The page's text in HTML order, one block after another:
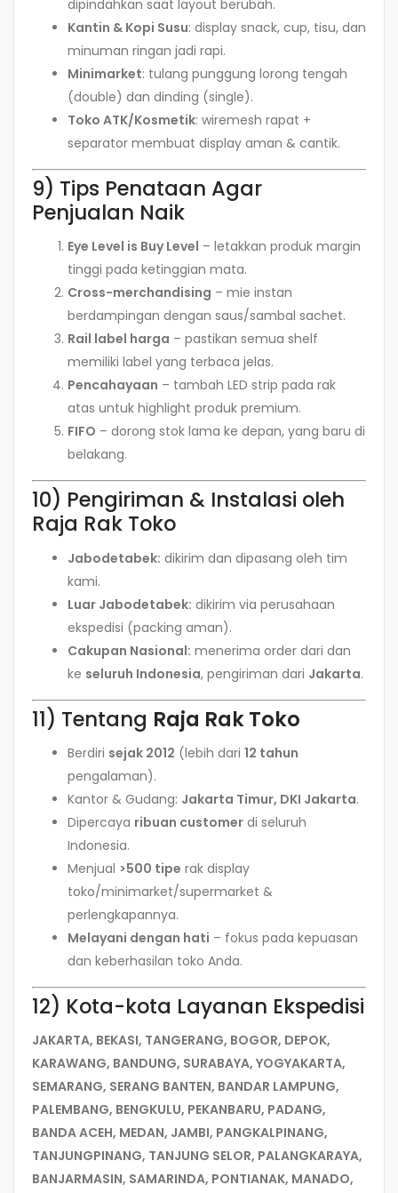
dipindahkan saat layout berubah.
Kantin & Kopi Susu: display snack, cup, tisu, dan
minuman ringan jadi rapi.
Minimarket: tulang punggung lorong tengah
(double) dan dinding (single).
Toko ATK/Kosmetik: wiremesh rapat +
separator membuat display aman & cantik.
9) Tips Penataan Agar
Penjualan Naik
Eye Level is Buy Level – letakkan produk margin
tinggi pada ketinggian mata.
Cross-merchandising – mie instan
berdampingan dengan saus/sambal sachet.
Rail label harga – pastikan semua shelf
memiliki label yang terbaca jelas.
Pencahayaan – tambah LED strip pada rak
atas untuk highlight produk premium.
FIFO – dorong stok lama ke depan, yang baru di
belakang.
10) Pengiriman & Instalasi oleh
Raja Rak Toko
Jabodetabek: dikirim dan dipasang oleh tim
kami.
Luar Jabodetabek: dikirim via perusahaan
ekspedisi (packing aman).
Cakupan Nasional: menerima order dari dan
ke seluruh Indonesia, pengiriman dari Jakarta.
11) Tentang Raja Rak Toko
Berdiri sejak 2012 (lebih dari 12 tahun
pengalaman).
Kantor & Gudang: Jakarta Timur, DKI Jakarta.
Dipercaya ribuan customer di seluruh
Indonesia.
Menjual >500 tipe rak display
toko/minimarket/supermarket &
perlengkapannya.
Melayani dengan hati – fokus pada kepuasan
dan keberhasilan toko Anda.
12) Kota-kota Layanan Ekspedisi
JAKARTA, BEKASI, TANGERANG, BOGOR, DEPOK,
KARAWANG, BANDUNG, SURABAYA, YOGYAKARTA,
SEMARANG, SERANG BANTEN, BANDAR LAMPUNG,
PALEMBANG, BENGKULU, PEKANBARU, PADANG,
BANDA ACEH, MEDAN, JAMBI, PANGKALPINANG,
TANJUNGPINANG, TANJUNG SELOR, PALANGKARAYA,
BANJARMASIN, SAMARINDA, PONTIANAK, MANADO,